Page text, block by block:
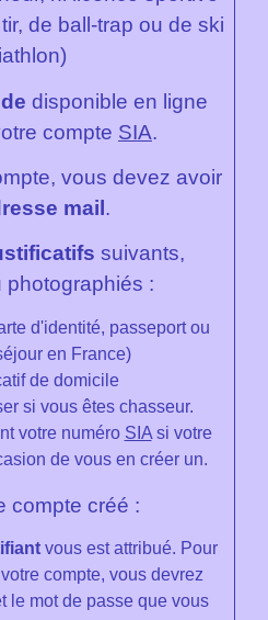
de ball-trap ou de ski
disponible en ligne
compte SIA.
vous devez avoir
mail .
suivants,
photographiés :
d'identité, passeport ou
en France)
de domicile
si vous êtes chasseur.
votre numéro SIAsi votre
de vous en créer un.
compte créé :
vous est attribué. Pour
compte, vous devrez
le mot de passe que vous